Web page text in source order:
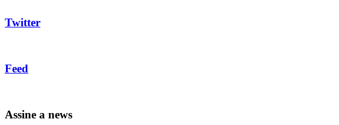
Twitter
Feed
Assine a news